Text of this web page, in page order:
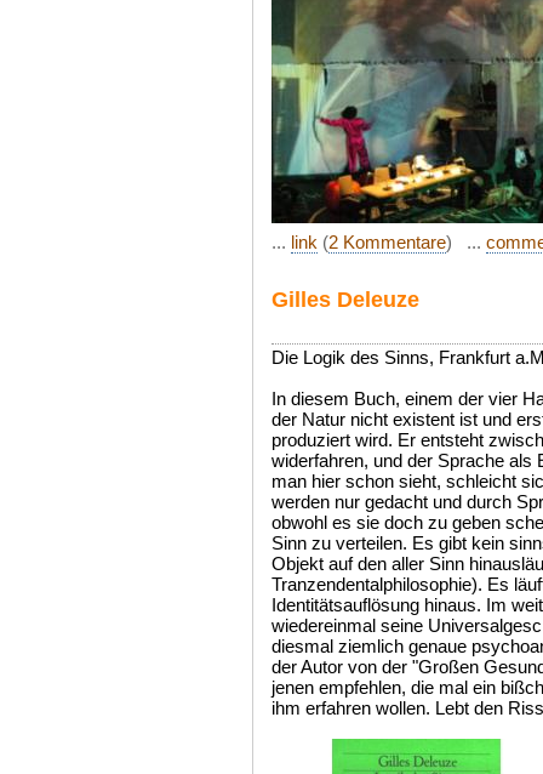
... link (2 Kommentare) ...
Gilles Deleuze
Die Logik des Sinns, Frankfurt
In diesem Buch, einem der vier
der Natur nicht existent ist und
produziert wird. Er entsteht
widerfahren, und der Sprache als
man hier schon sieht, schleicht
werden nur gedacht und durch
obwohl es sie doch zu geben
Sinn zu verteilen. Es gibt kein
Objekt auf den aller Sinn
Tranzendentalphilosophie). Es
Identitätsauflösung hinaus. Im
wiedereinmal seine
diesmal ziemlich genaue
der Autor von der "Großen
jenen empfehlen, die mal ein
ihm erfahren wollen. Lebt den